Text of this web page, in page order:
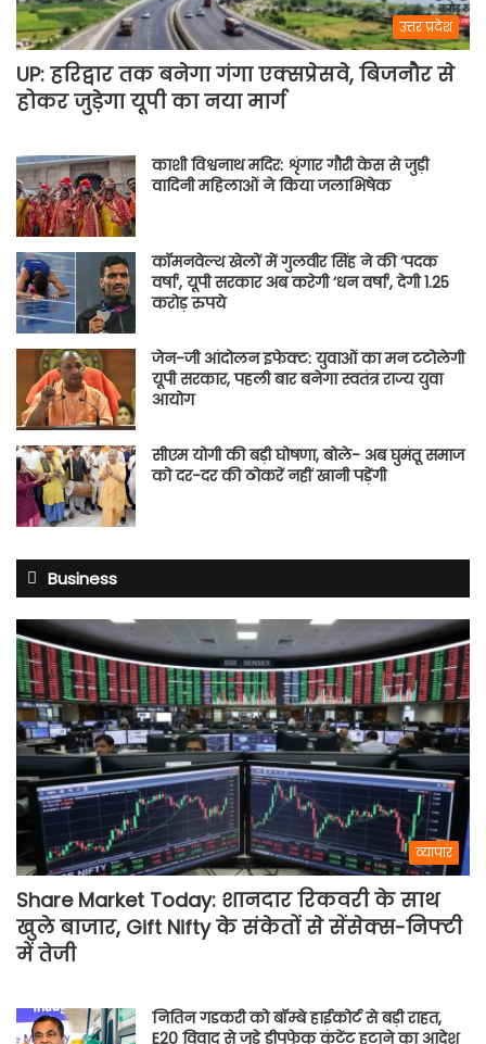
उत्तर प्रदेश
UP: हरिद्वार तक बनेगा गंगा एक्सप्रेसवे, बिजनौर से
होकर जुड़ेगा यूपी का नया मार्ग
काशी विश्वनाथ मदिर: शृंगार गौरी केस से जुड़ी
वादिनी महिलाओं ने किया जलाभिषेक
कॉमनवेल्थ खेलों में गुलवीर सिंह ने की ‘पदक
वर्षा’, यूपी सरकार अब करेगी ‘धन वर्षा’, देगी 1.25
करोड़ रुपये
जेन-जी आंदोलन इफेक्ट: युवाओं का मन टटोलेगी
यूपी सरकार, पहली बार बनेगा स्वतंत्र राज्य युवा
आयोग
सीएम योगी की बड़ी घोषणा, बोले- अब घुमंतू समाज
को दर-दर की ठोकरें नहीं खानी पड़ेंगी
Business
व्यापार
Share Market Today: शानदार रिकवरी के साथ
खुले बाजार, Gift Nifty के संकेतों से सेंसेक्स-निफ्टी
में तेजी
नितिन गडकरी को बॉम्बे हाईकोर्ट से बड़ी राहत,
E20 विवाद से जुड़े डीपफेक कंटेंट हटाने का आदेश